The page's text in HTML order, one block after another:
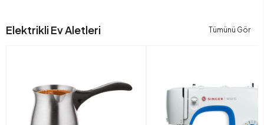
Elektrikli Ev Aletleri Tümünü Gör